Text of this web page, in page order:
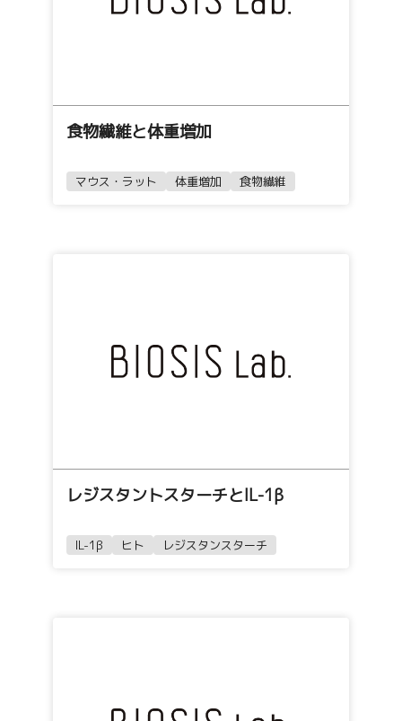
食物繊維と体重増加
マウス・ラット 体重増加 食物繊維
レジスタントスターチとIL-1β
IL-1β ヒト レジスタンスターチ